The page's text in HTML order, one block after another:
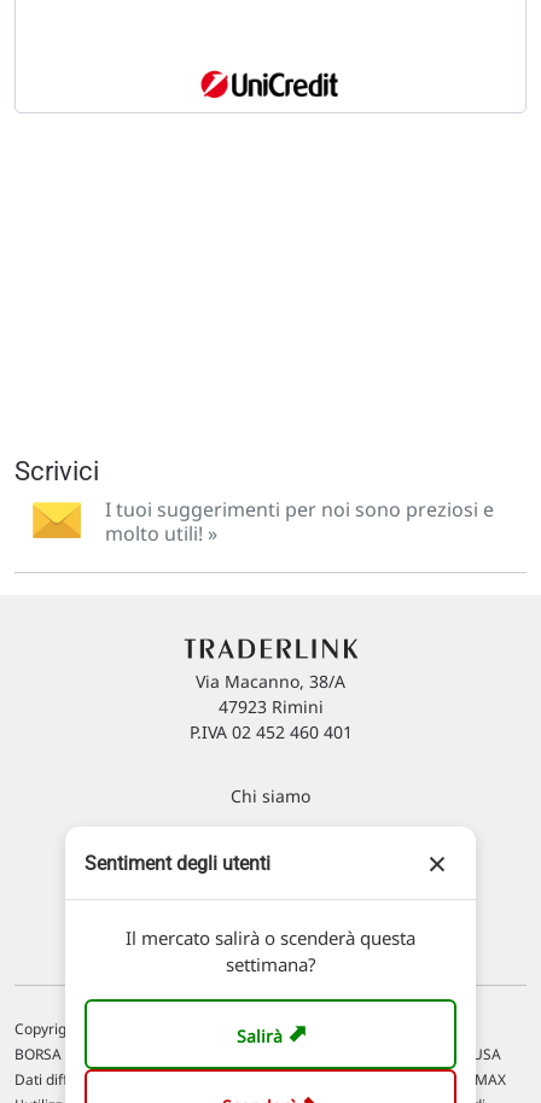
Scrivici
I tuoi suggerimenti per noi sono preziosi e
molto utili! »
Via Macanno, 38/A
47923 Rimini
P.IVA 02 452 460 401
Chi siamo
Contattaci
Copyright © 1996-2026 Traderlink Italia s.r.l.
BORSA ITALIANA Quotazioni di borsa differite di 15 min. / MERCATO USA
Dati differiti di 15 min. (fonte Intrinio) / FOREX Quotazioni fornite da LMAX
Sentiment degli utenti ×
Il mercato salirà o scenderà questa
settimana?
Salirà➡